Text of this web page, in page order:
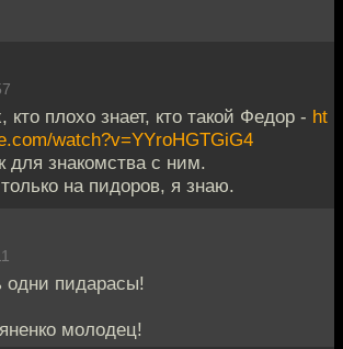
кто плохо знает, кто такой Федор - ht
watch?v=YYroHGTGiG4
для знакомства с ним.
на пидоров, я знаю.
пидарасы!
молодец!